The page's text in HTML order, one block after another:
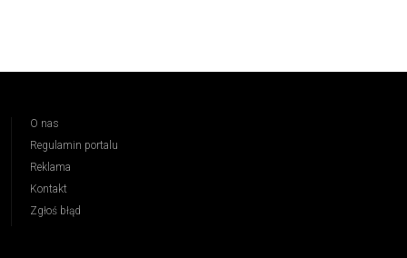
O nas
Regulamin portalu
Reklama
Kontakt
Zgłoś błąd